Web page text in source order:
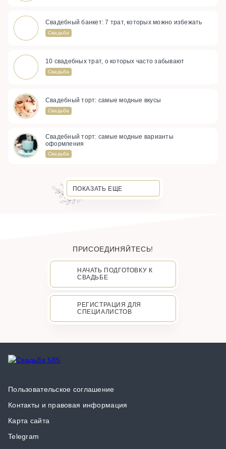
Свадебный банкет: 7 трат, которых можно избежать
Свадьба
10 свадебных трат, о которых часто забывают
Свадьба
Свадебный торт: самые модные вкусы
Свадьба
Свадебный торт: самые модные варианты
оформления
Свадьба
ПОКАЗАТЬ ЕЩЕ
ПРИСОЕДИНЯЙТЕСЬ!
НАЧАТЬ ПОДГОТОВКУ К
СВАДЬБЕ
РЕГИСТРАЦИЯ ДЛЯ
СПЕЦИАЛИСТОВ
Пользовательское соглашение
Контакты и правовая информация
Карта сайта
Telegram